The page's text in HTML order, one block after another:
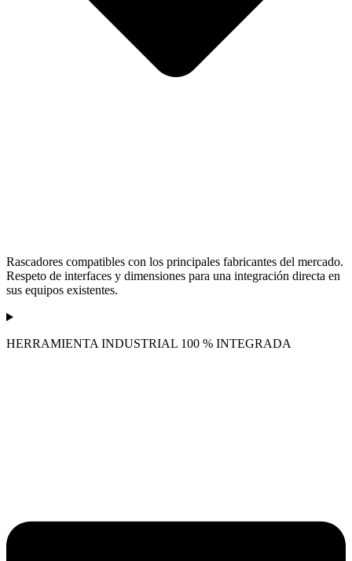
Rascadores compatibles con los principales fabricantes del mercado.
Respeto de interfaces y dimensiones para una integración directa en
sus equipos existentes.
HERRAMIENTA INDUSTRIAL 100 % INTEGRADA